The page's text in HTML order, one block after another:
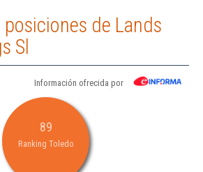
posiciones de Lands
Sl
Información ofrecida por
89
Ranking Toledo